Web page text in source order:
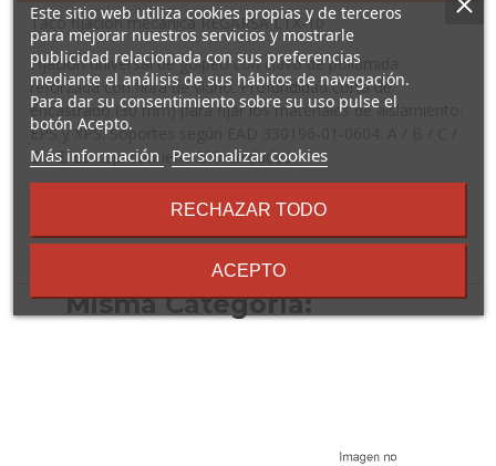
Taco fijación mecánica REGARSA LTX-10
Fijación universal de golpeo con clavo de poliamida
reforzada con fibra de vidrio. Profundidad corta de
encastrado (30 mm) para fijar los materiales de aislamiento:
EPS y XPS. Soportes según EAD 330196-01-0604: A / B / C /
D / E. La caja contiene 200 unidades.
16 Otros Productos En La
Misma Categoría:
Este sitio web utiliza cookies propias y de terceros
para mejorar nuestros servicios y mostrarle
publicidad relacionada con sus preferencias
mediante el análisis de sus hábitos de navegación.
Para dar su consentimiento sobre su uso pulse el
botón Acepto.
Más información sobre
términos
condiciones
Personalizar cookies
RECHAZAR TODO
ACEPTO